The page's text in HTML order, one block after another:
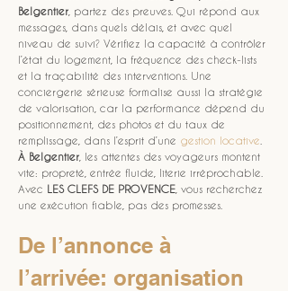
Belgentier , partez des preuves. Qui répond aux
messages, dans quels délais, et avec quel
niveau de suivi? Vérifiez la capacité à contrôler
l’état du logement, la fréquence des check-lists
et la traçabilité des interventions. Une
conciergerie sérieuse formalise aussi la stratégie
de valorisation, car la performance dépend du
positionnement, des photos et du taux de
remplissage, dans l’esprit d’une gestion locative
À Belgentier , les attentes des voyageurs montent
vite: propreté, entrée fluide, literie irréprochable.
Avec LES CLEFS DE PROVENCE , vous recherchez
une exécution fiable, pas des promesses.
De l’annonce à
l’arrivée: organisation